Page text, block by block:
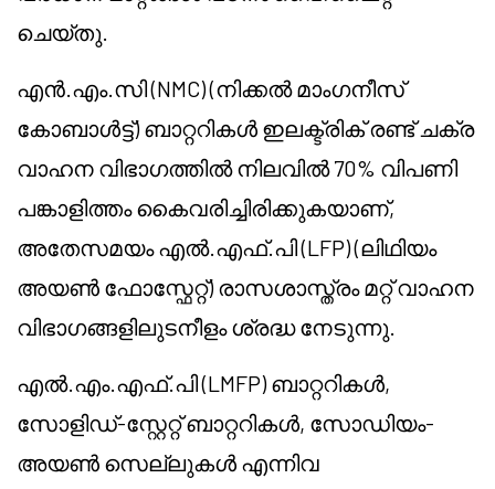
ചെയ്തു.
എൻ.എം.സി (NMC) (നിക്കൽ മാംഗനീസ്
കോബാൾട്ട്) ബാറ്ററികൾ ഇലക്ട്രിക് രണ്ട് ചക്ര
വാഹന വിഭാഗത്തിൽ നിലവിൽ 70% വിപണി
പങ്കാളിത്തം കൈവരിച്ചിരിക്കുകയാണ്,
അതേസമയം എൽ.എഫ്.പി (LFP) (ലിഥിയം
അയൺ ഫോസ്ഫേറ്റ്) രാസശാസ്ത്രം മറ്റ് വാഹന
വിഭാഗങ്ങളിലുടനീളം ശ്രദ്ധ നേടുന്നു.
എൽ.എം.എഫ്.പി (LMFP) ബാറ്ററികൾ,
സോളിഡ്-സ്റ്റേറ്റ് ബാറ്ററികൾ, സോഡിയം-
അയൺ സെല്ലുകൾ എന്നിവ